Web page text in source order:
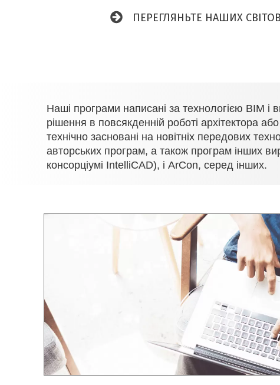
ПЕРЕГЛЯНЬТЕ НАШИХ
Наші програми написані за технологією BIM
рішення в повсякденній роботі архітектора
технічно засновані на новітніх передових
авторських програм, а також програм інших
консорціумі IntelliCAD), і ArCon, серед інших.